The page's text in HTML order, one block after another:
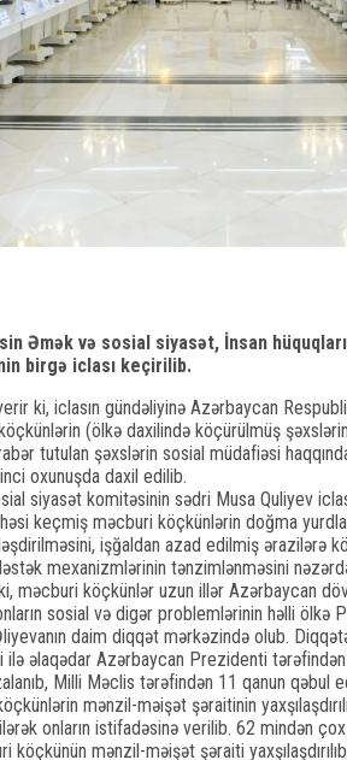
Əmək və sosial siyasət, İnsan
birgə iclası keçirilib.
ki, iclasın gündəliyinə Azərbaycan
(ölkə daxilində köçürülmüş
tutulan şəxslərin sosial müdafiəsi
oxunuşda daxil edilib.
siyasət komitəsinin sədri Musa Quliyev
keçmiş məcburi köçkünlərin doğma
işğaldan azad edilmiş ərazilərə
mexanizmlərinin tənzimlənməsini
məcburi köçkünlər uzun illər Azərbaycan
sosial və digər problemlərinin həlli
daim diqqət mərkəzində olub.
ilə əlaqədar Azərbaycan Prezidenti
Milli Məclis tərəfindən 11 qanun qəbul
mənzil-məişət şəraitinin
onların istifadəsinə verilib. 62 mindən
köçkünün mənzil-məişət şəraiti